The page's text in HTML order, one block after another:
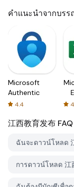
คำแนะนำจากบรร
Microsoft
Authenticator
4.4
江西教育发布 FAQ